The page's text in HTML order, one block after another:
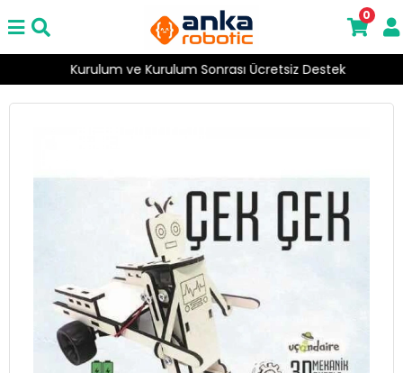
Kurulum ve Kurulum Sonrası Ücretsiz Destek
0